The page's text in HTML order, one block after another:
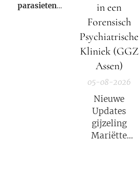
parasieten
in een
Forensisch
Psychiatrische
Kliniek (GGZ
Assen)
05-08-2026
Nieuwe
Updates
gijzeling
Mariëtte